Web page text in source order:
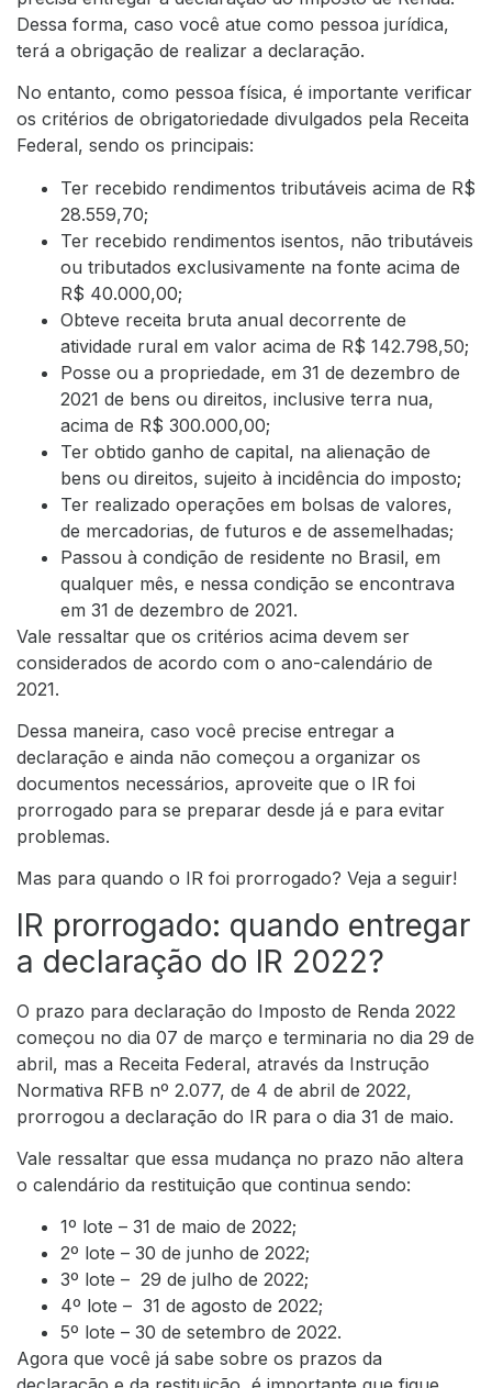
Dessa forma, caso você atue como pessoa jurídica,
terá a obrigação de realizar a declaração.
No entanto, como pessoa física, é importante verificar
os critérios de obrigatoriedade divulgados pela Receita
Federal, sendo os principais:
Ter recebido rendimentos tributáveis acima de R$
28.559,70;
Ter recebido rendimentos isentos, não tributáveis
ou tributados exclusivamente na fonte acima de
R$ 40.000,00;
Obteve receita bruta anual decorrente de
atividade rural em valor acima de R$ 142.798,50;
Posse ou a propriedade, em 31 de dezembro de
2021 de bens ou direitos, inclusive terra nua,
acima de R$ 300.000,00;
Ter obtido ganho de capital, na alienação de
bens ou direitos, sujeito à incidência do imposto;
Ter realizado operações em bolsas de valores,
de mercadorias, de futuros e de assemelhadas;
Passou à condição de residente no Brasil, em
qualquer mês, e nessa condição se encontrava
em 31 de dezembro de 2021.
Vale ressaltar que os critérios acima devem ser
considerados de acordo com o ano-calendário de
2021.
Dessa maneira, caso você precise entregar a
declaração e ainda não começou a organizar os
documentos necessários, aproveite que o IR foi
prorrogado para se preparar desde já e para evitar
problemas.
Mas para quando o IR foi prorrogado? Veja a seguir!
IR prorrogado: quando entregar
a declaração do IR 2022?
O prazo para declaração do Imposto de Renda 2022
começou no dia 07 de março e terminaria no dia 29 de
abril, mas a Receita Federal, através da Instrução
Normativa RFB nº 2.077, de 4 de abril de 2022,
prorrogou a declaração do IR para o dia 31 de maio.
Vale ressaltar que essa mudança no prazo não altera
o calendário da restituição que continua sendo:
1º lote – 31 de maio de 2022;
2º lote – 30 de junho de 2022;
3º lote – 29 de julho de 2022;
4º lote – 31 de agosto de 2022;
5º lote – 30 de setembro de 2022.
Agora que você já sabe sobre os prazos da